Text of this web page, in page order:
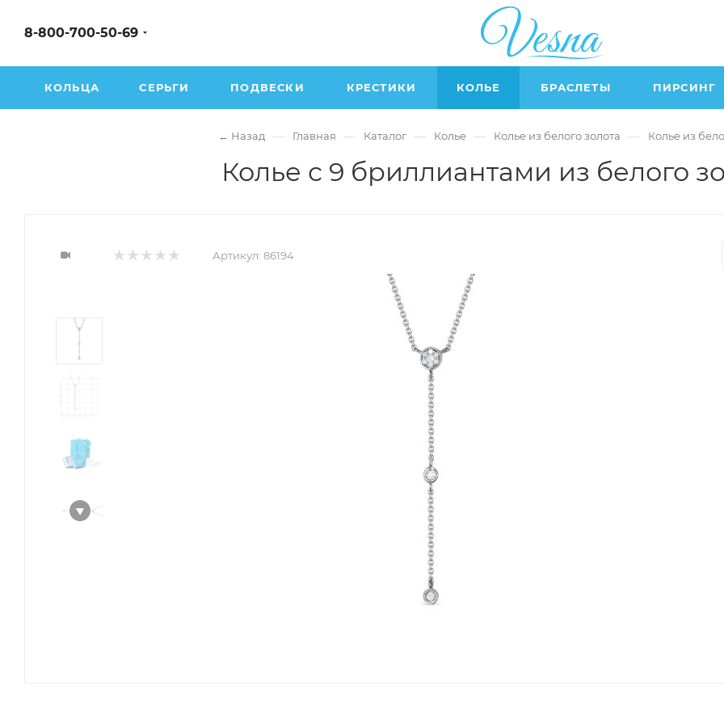
8-800-700-50-69
КОЛЬЦА СЕРЬГИ ПОДВЕСКИ КРЕСТИКИ КОЛЬЕ БРАСЛЕТЫ ПИРСИНГ
← Назад — Главная — Каталог — Колье — Колье из белого золота — Колье из
Колье с 9 бриллиантами из белого
Артикул: 86194